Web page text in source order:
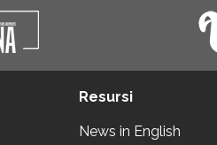
Resursi
News in English